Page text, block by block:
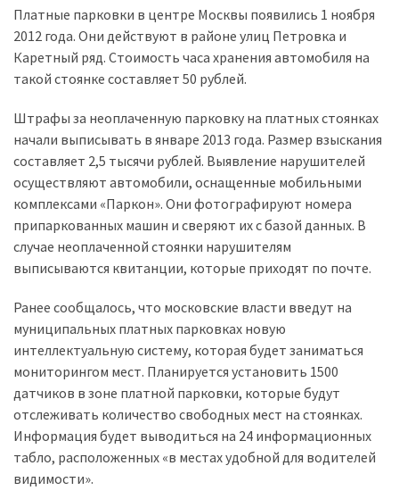
Головне
(324)
Тест-
(212)
Без
рубрики
(142)
Платные парковки в центре Москвы появились 1 ноября
2012 года. Они действуют в районе улиц Петровка и
Каретный ряд. Стоимость часа хранения автомобиля на
такой стоянке составляет 50 рублей.
Штрафы за неоплаченную парковку на платных стоянках
начали выписывать в январе 2013 года. Размер взыскания
составляет 2,5 тысячи рублей. Выявление нарушителей
осуществляют автомобили, оснащенные мобильными
комплексами «Паркон». Они фотографируют номера
припаркованных машин и сверяют их с базой данных. В
случае неоплаченной стоянки нарушителям
выписываются квитанции, которые приходят по почте.
Ранее сообщалось, что московские власти введут на
муниципальных платных парковках новую
интеллектуальную систему, которая будет заниматься
мониторингом мест. Планируется установить 1500
датчиков в зоне платной парковки, которые будут
отслеживать количество свободных мест на стоянках.
Информация будет выводиться на 24 информационных
табло, расположенных «в местах удобной для водителей
видимости».